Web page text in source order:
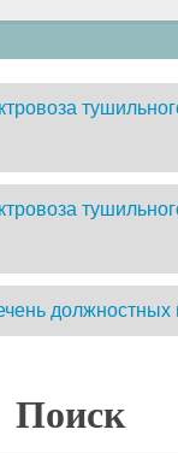
должностных
Поиск